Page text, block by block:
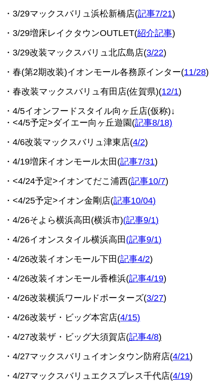
・3/29マックスバリュ浜松新橋店(記事7/21)
・3/29増床レイクタウンOUTLET(紹介記事)
・3/29改装マックスバリュ北広島店(3/22)
・春(第2期改装)イオンモール各務原インター(11/28)
・春改装マックスバリュ有田店(佐賀県)(12/1)
・4/5イオンフードスタイル向ヶ丘店(仮称)↓
・<4/5予定>ダイエー向ヶ丘遊園(記事8/18)
・4/6改装マックスバリュ津東店(4/2)
・4/19増床イオンモール太田(記事7/31)
・<4/24予定>イオンてだこ浦西(記事10/7)
・<4/25予定>イオン金剛店(記事10/04)
・4/26そよら横浜高田(横浜市)(記事9/1)
・4/26イオンスタイル横浜高田 (記事9/1)
・4/26改装イオンモール下田(記事4/2)
・4/26改装イオンモール香椎浜(記事4/19)
・4/26改装横浜ワールドポーターズ(3/27)
・4/26改装ザ・ビッグ本宮店(4/15)
・4/27改装ザ・ビッグ大須賀店(記事4/8)
・4/27マックスバリュイオンタウン防府店(4/21)
・4/27マックスバリュエクスプレス千代店(4/19)